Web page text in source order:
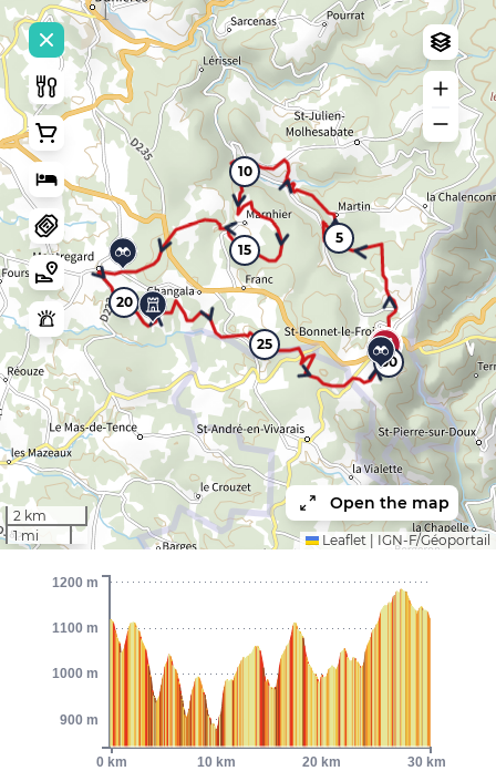
5
10
15
20
25
30
2 km
1 mi
Open the map
Leaflet IGN-F/Géoportail
0 km 10 km 20 km 30 km
900 m
1000 m
1100 m
1200 m